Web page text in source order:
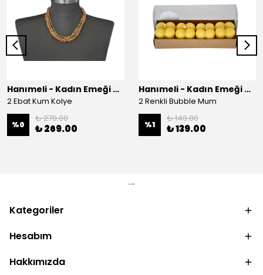
Hanımeli - Kadın Emeği Çarşısı
2 Ebat Kum Kolye
%0
₺ 270.00
₺ 269.00
Hanımeli - Kadın Emeği Çarşısı
2 Renkli Bubble Mum
%1
₺ 140.00
₺ 139.00
Kategoriler
Hesabım
Hakkımızda